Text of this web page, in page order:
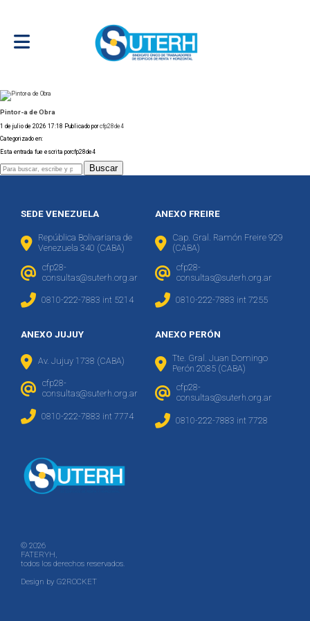
Pintor-a de Obra
1 de julio de 2026 17:18 Publicado porcfp28de4
Categorizado en:
Esta entrada fue escrita porcfp28de4
Buscar
© 2026
FATERYH,
todos los derechos reservados.
Design by G2ROCKET
SEDE VENEZUELA
República Bolivariana de
Venezuela 340 (CABA)
cfp28-
consultas@suterh.org.ar
0810-222-7883 int 5214
ANEXO FREIRE
Cap. Gral. Ramón Freire 929
(CABA)
cfp28-
consultas@suterh.org.ar
0810-222-7883 int 7255
ANEXO JUJUY
Av. Jujuy 1738 (CABA)
cfp28-
consultas@suterh.org.ar
0810-222-7883 int 7774
ANEXO PERÓN
Tte. Gral. Juan Domingo
Perón 2085 (CABA)
cfp28-
consultas@suterh.org.ar
0810-222-7883 int 7728